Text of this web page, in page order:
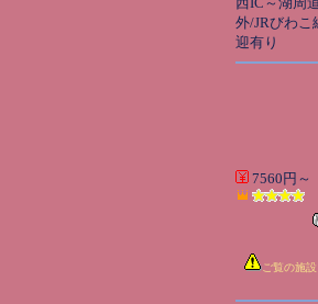
外/JRびわこ
迎有り
7560円～
ご覧の施